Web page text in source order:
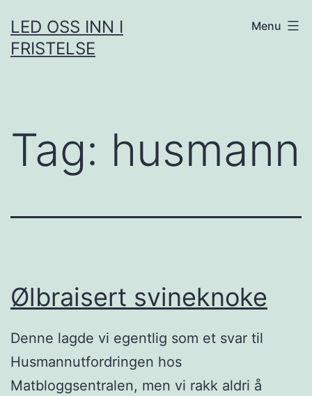
to
content
LED OSS INN I
FRISTELSE
Menu
Tag: husmann
Ølbraisert svineknoke
Denne lagde vi egentlig som et svar til
Husmannutfordringen hos
Matbloggsentralen, men vi rakk aldri å